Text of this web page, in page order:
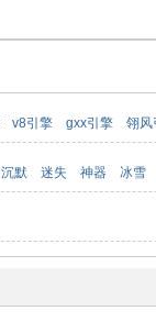
v8引擎 gxx引擎 翎风
沉默 迷失 神器 冰雪